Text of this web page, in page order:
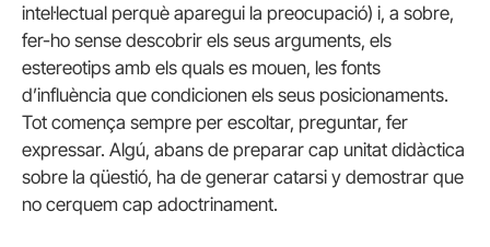
intel·lectual perquè aparegui la preocupació) i, a sobre,
fer-ho sense descobrir els seus arguments, els
estereotips amb els quals es mouen, les fonts
d’influència que condicionen els seus posicionaments.
Tot comença sempre per escoltar, preguntar, fer
expressar. Algú, abans de preparar cap unitat didàctica
sobre la qüestió, ha de generar catarsi y demostrar que
no cerquem cap adoctrinament.